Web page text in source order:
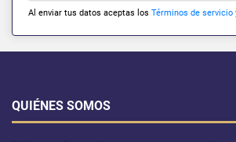
Al enviar tus datos aceptas los Términos de servicio
QUIÉNES SOMOS